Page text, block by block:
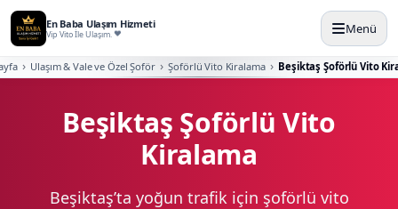
En Baba Ulaşım Hizmeti
Vip Vito İle Ulaşım. Menü
Ulaşım & Vale ve Özel Şoför Şoförlü Vito Kiralama Beşiktaş Şoförlü Vito
Beşiktaş Şoförlü Vito
Kiralama
Beşiktaş’ta yoğun trafik için şoförlü vito